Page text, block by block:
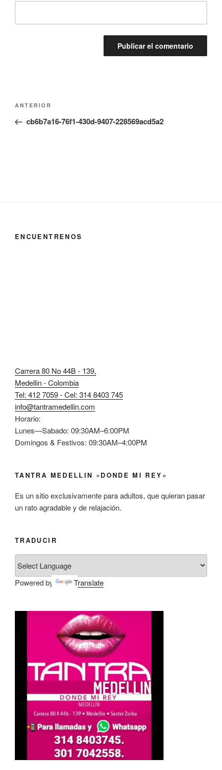
Navegación
entradas
Entrada
anterior:
ANTERIOR
cb6b7a16-76f1-430d-9407-228569acd5a2
ENCUENTRENOS
Carrera 80 No 44B - 139,
Medellin - Colombia
Tel: 412 7059 - Cel: 314 8403 745
info@tantramedellin.com
Horario:
Lunes—Sabado: 09:30AM–6:00PM
Domingos & Festivos: 09:30AM–4:00PM
TANTRA MEDELLIN «DONDE MI REY»
Es un sitio exclusivamente para adultos, que quieran pasar
un rato agradable y de relajación.
TRADUCIR
Powered by Translate